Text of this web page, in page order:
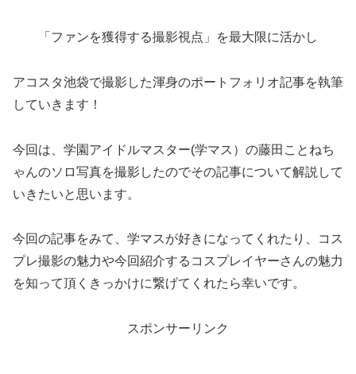
「ファンを獲得する撮影視点」を最大限に活かし
アコスタ池袋で撮影した渾身のポートフォリオ記事を執筆
していきます！
今回は、学園アイドルマスター(学マス）の藤田ことねち
ゃんのソロ写真を撮影したのでその記事について解説して
いきたいと思います。
今回の記事をみて、学マスが好きになってくれたり、コス
プレ撮影の魅力や今回紹介するコスプレイヤーさんの魅力
を知って頂くきっかけに繋げてくれたら幸いです。
スポンサーリンク